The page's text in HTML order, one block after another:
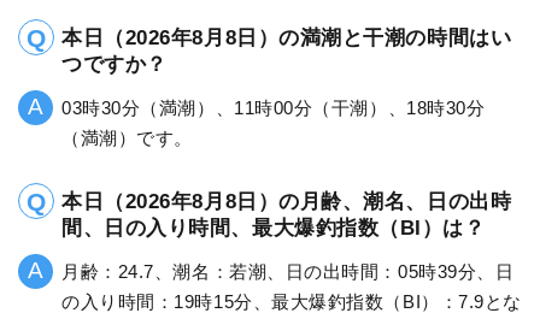
本日（2026年8月8日）の満潮と干潮の時間はい
つですか？
03時30分（満潮）、11時00分（干潮）、18時30分
（満潮）です。
本日（2026年8月8日）の月齢、潮名、日の出時
間、日の入り時間、最大爆釣指数（BI）は？
月齢：24.7、潮名：若潮、日の出時間：05時39分、日
の入り時間：19時15分、最大爆釣指数（BI）：7.9とな